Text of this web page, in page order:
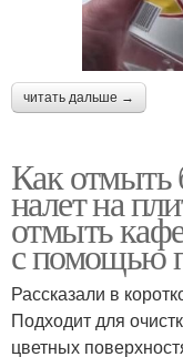
читать дальше →
Как отмыть
налет на
отмыть
с помощью
Рассказали в
Подходит для
цветных